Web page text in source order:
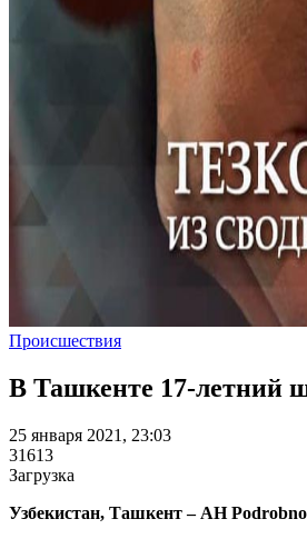
Происшествия
В Ташкенте 17-летний
25 января 2021, 23:03
31613
Загрузка
Узбекистан, Ташкент – АН